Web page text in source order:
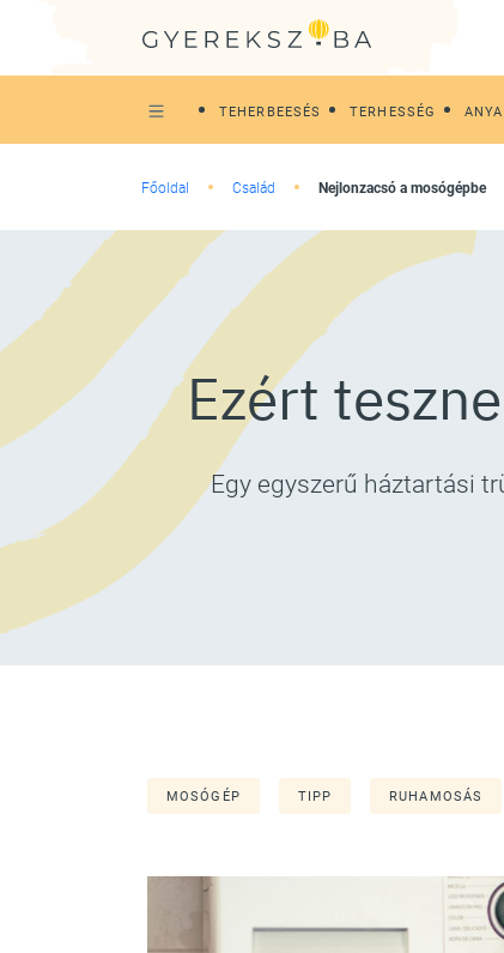
TEHERBEESÉS TERHESSÉG ANYA
Főoldal Család Nejlonzacsó a mosógépbe
Ezért
Egy egyszerű háztartási
MOSÓGÉP TIPP RUHAMOSÁS